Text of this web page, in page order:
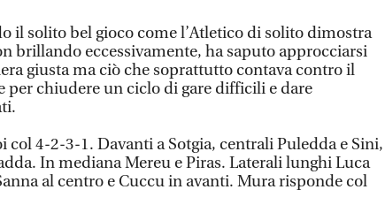
il solito bel gioco come l’Atletico di solito dimostra
brillando eccessivamente, ha saputo approcciarsi
giusta ma ciò che soprattutto contava contro il
per chiudere un ciclo di gare difficili e dare
col 4-2-3-1. Davanti a Sotgia, centrali Puledda e Sini,
In mediana Mereu e Piras. Laterali lunghi Luca
al centro e Cuccu in avanti. Mura risponde col